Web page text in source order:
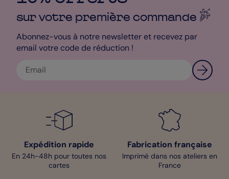
d’originalité à votre carte en la mettant en valeur. Une fois
imprimée, votre carte de correspondance est expédiée sous
24h.
Mathilde - Pop Designer
sur votre première commande
Abonnez-vous à notre newsletter et recevez par
email votre code de réduction !
Expédition rapide
En 24h-48h pour toutes nos
cartes
Fabrication française
Imprimé dans nos ateliers en
France